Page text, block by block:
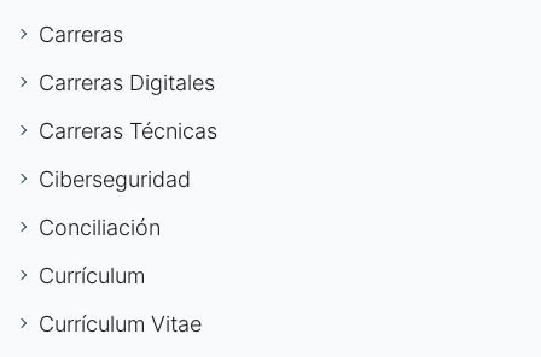
Carreras
Carreras Digitales
Carreras Técnicas
Ciberseguridad
Conciliación
Currículum
Currículum Vitae